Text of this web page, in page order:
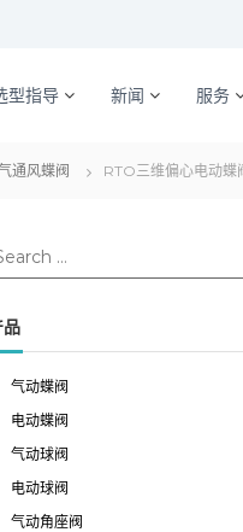
型指导 新闻 服务
通风蝶阀 RTO三维偏心电动蝶
品
气动蝶阀
电动蝶阀
气动球阀
电动球阀
气动角座阀